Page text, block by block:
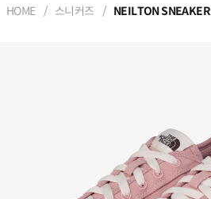
HOME 스니커즈 NEILTON SNEAKER